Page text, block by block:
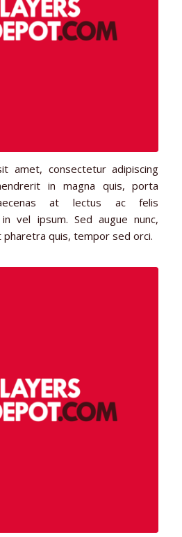
amet, consectetur adipiscing
in magna quis, porta
at lectus ac felis
vel ipsum. Sed augue nunc,
quis, tempor sed orci.